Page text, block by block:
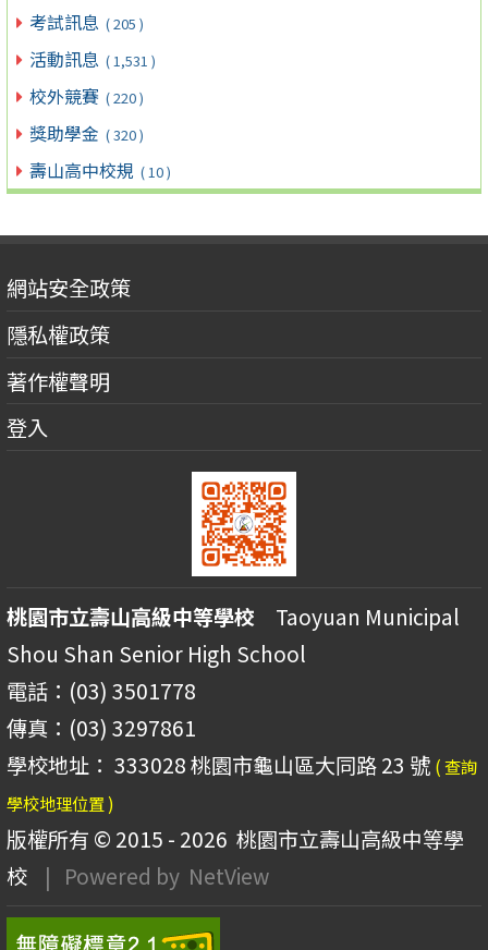
考試訊息 ( 205 )
活動訊息 ( 1,531 )
校外競賽 ( 220 )
獎助學金 ( 320 )
壽山高中校規 ( 10 )
網站安全政策
隱私權政策
著作權聲明
登入
桃園市立壽山高級中等學校 Taoyuan Municipal
Shou Shan Senior High School
電話：(03) 3501778
傳真：(03) 3297861
學校地址： 333028 桃園市龜山區大同路 23 號 ( 查詢
學校地理位置 )
版權所有 © 2015 - 2026 桃園市立壽山高級中等學
校
| Powered by NetView